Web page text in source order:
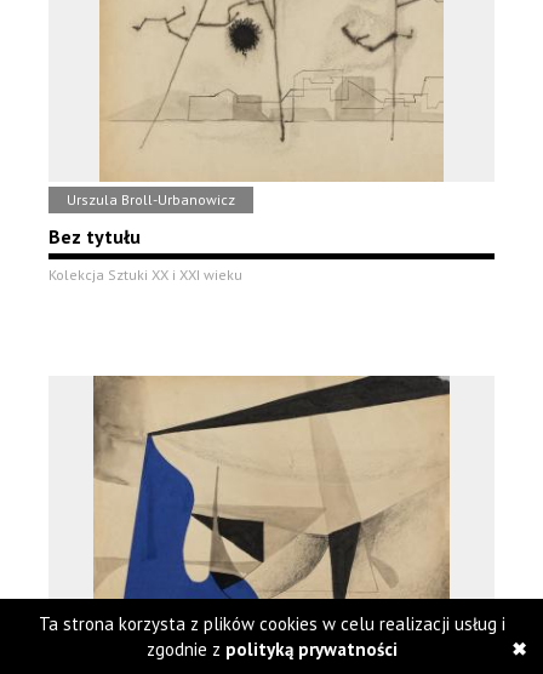
Urszula Broll-Urbanowicz
Bez tytułu
Kolekcja Sztuki XX i XXI wieku
Urszula Broll-Urbanowicz
Ta strona korzysta z plików cookies w celu realizacji usług i
zgodnie z polityką prywatności